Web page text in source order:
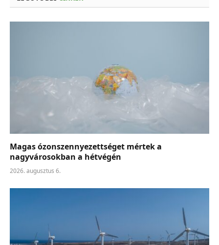
Magas ózonszennyezettséget mértek a
nagyvárosokban a hétvégén
2026. augusztus 6.